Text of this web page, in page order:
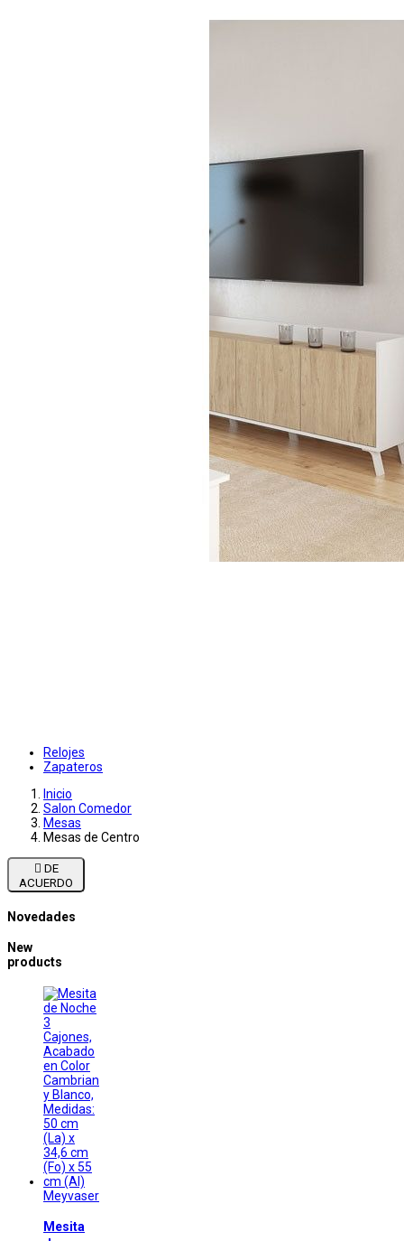
Relojes
Zapateros
Inicio
Salon Comedor
Mesas
Mesas de Centro

ACUERDO
Novedades
New
products
Meyvaser
Mesita